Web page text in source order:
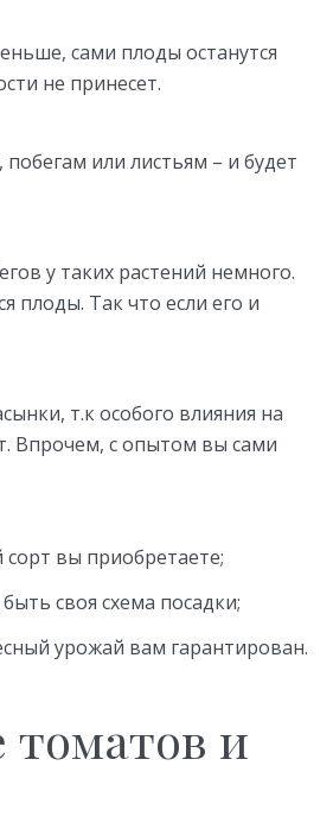
сами плоды останутся
не принесет.
или листьям – и будет
у таких растений немного.
плоды. Так что если его и
т.к особого влияния на
Впрочем, с опытом вы сами
сорт вы приобретаете;
своя схема посадки;
урожай вам гарантирован.
томатов и